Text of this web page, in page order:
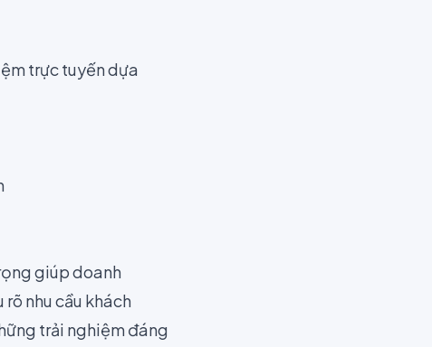
trực tuyến dựa
giúp doanh
nhu cầu khách
trải nghiệm đáng